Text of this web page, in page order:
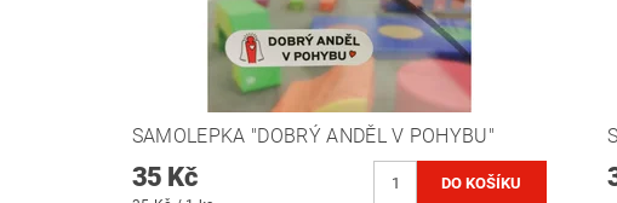
SAMOLEPKA "DOBRÝ ANDĚL V POHYBU"
35 Kč